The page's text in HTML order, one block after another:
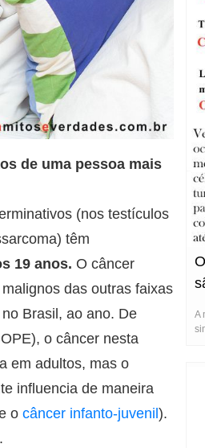
de uma pessoa mais
(nos testículos
têm
19 anos. O câncer
das outras faixas
Brasil, ao ano. De
o câncer nesta
em adultos, mas o
influencia de maneira
o câncer infanto-juvenil).
A